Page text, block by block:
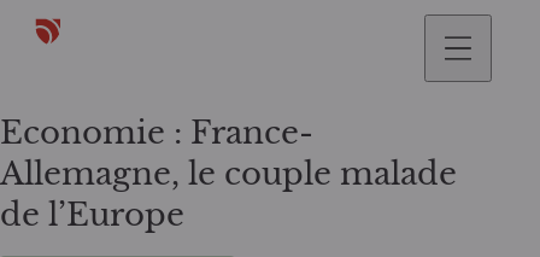
Economie : France-
Allemagne, le couple malade
de l’Europe